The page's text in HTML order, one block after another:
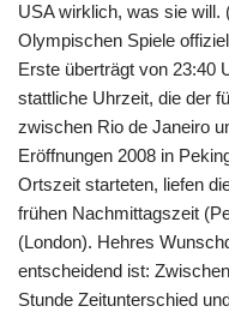
USA wirklich, was sie
Olympischen Spiele
Erste überträgt von 23:40
stattliche Uhrzeit, die der
zwischen Rio de Janeiro
Eröffnungen 2008 in
Ortszeit starteten, liefen
frühen Nachmittagszeit
(London). Hehres
entscheidend ist:
Stunde Zeitunterschied